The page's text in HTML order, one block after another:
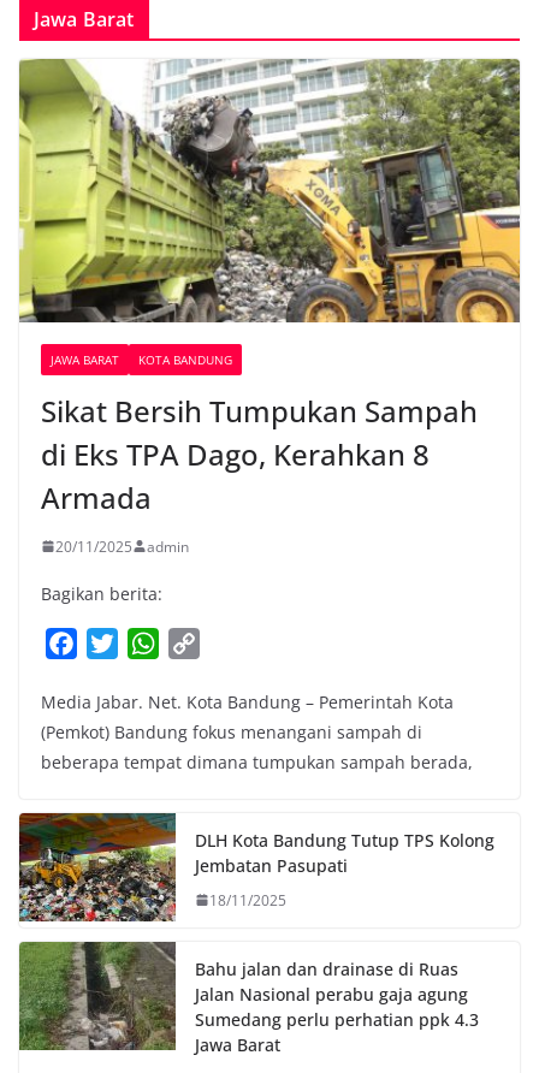
Jawa Barat
JAWA BARAT KOTA BANDUNG
Sikat Bersih Tumpukan Sampah
di Eks TPA Dago, Kerahkan 8
Armada
20/11/2025 admin
Bagikan berita:
c
e
b
o
k
i
t
t
r
W
a
t
s
p
p
p
y
L
n
k
Media Jabar. Net. Kota Bandung – Pemerintah Kota
(Pemkot) Bandung fokus menangani sampah di
beberapa tempat dimana tumpukan sampah berada,
DLH Kota Bandung Tutup TPS Kolong
Jembatan Pasupati
18/11/2025
Bahu jalan dan drainase di Ruas
Jalan Nasional perabu gaja agung
Sumedang perlu perhatian ppk 4.3
Jawa Barat